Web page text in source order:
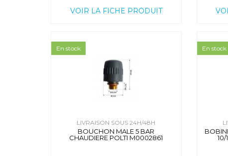
VOIR LA FICHE PRODUIT
LIVRAISON SOUS 24H/48H
BOUCHON MALE 5 BAR
CHAUDIERE POLTI M0002861
En stock
10/
En stock